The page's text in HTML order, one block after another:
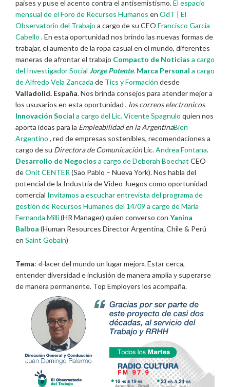
paises y puse el acento contra el antisemistismo.El espacio
mensual de el Foro de Recursos Humanos en OdT | El
Observatorio del Trabajo a cargo de su CEO Francisco Garcia
Cabello . En esta oportunidad nos brindo las nuevas formas de
trabajar, el aumento de la ropa casual en el mundo, diferentes
maneras de afrontar el trabajo Compacto de Noticias a cargo
del Investigador Social Jorge Potente. Marca Personal a cargo
deAlfredo Vela Zancada de Tics y Formación desde
Valladolid. España. Nos brinda consejos para atender mejor a
los ususarios en esta oportunidad , los correos electronicos
Innovación Social a cargo del Lic.Vicente Spagnulo quien nos
aporta ideas para la Empleabilidad en la ArgentinaBien
Argentino , red de empresas sostenibles, recomendaciones a
cargo de su Directora de ComunicaciónLic.Andrea Fontana.
Desarrollo de Negocios a cargo deDeborah Boechat CEO
deOnit CENTER (Sao Pablo – Nueva York). Nos habla del
potencial de la Industria de Video Juegos como oportunidad
comercial Invitamos a escuchar entrevista del programa de
gestión de Recursos Humanos del 14/09 a cargo deMaría
Fernanda Milli(HR Manager) quien converso con Yanina
Balboa (Human Resources Director Argentina, Chile & Perú
en Saint Gobain)
Tema: «Hacer del mundo un lugar mejor». Estar cerca,
entender diversidad e inclusión de manera amplia y superarse
de manera permanente. Top Employers los acompaña.